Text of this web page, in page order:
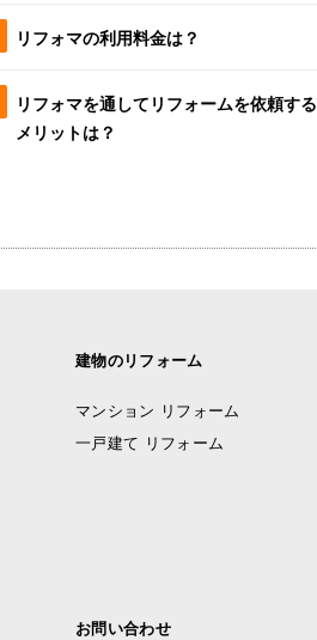
リフォマの利用料金は？
リフォマを通してリフォームを依頼する
メリットは？
建物のリフォーム
マンション リフォーム
一戸建て リフォーム
お問い合わせ